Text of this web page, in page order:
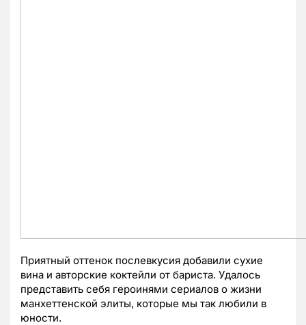
Приятный оттенок послевкусия добавили сухие
вина и авторские коктейли от бариста. Удалось
представить себя героинями сериалов о жизни
манхеттенской элиты, которые мы так любили в
юности.